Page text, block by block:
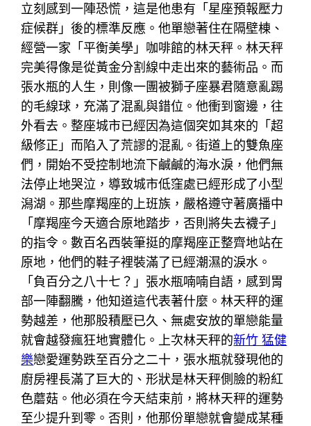
立刻感到一陣恐慌，這是他患有「星座預報壓力
症候群」後的標準反應。他單戀著住在隔壁棟、
經營一家「平衡美學」咖啡館的林天秤。林天秤
完美得像是從黃金分割線中走出來的藝術品。而
張水瓶的人生，則像一團被獅子座暴君隨意亂踢
的毛線球，充滿了混亂與錯位。他衝到窗邊，往
外看去。整座城市已經因為這個突如其來的「超
級修正」而陷入了荒謬的混亂。街道上的雙魚座
們，開始不受控制地流下鹹鹹的海水淚，他們無
法停止地哭泣，導致城市低窪處已經形成了小型
潟湖。那些摩羯座的上班族，嚴格遵守著廣播中
「摩羯座今天適合原地踏步，否則將失去襪子」
的指令。數百名西裝筆挺的摩羯座正整齊地站在
原地，他們的鞋子裡裝滿了已經潮濕的淚水。
「負百分之八十七？」張水瓶喃喃自語，感到胃
部一陣翻騰，他知道這代表著什麼。林天秤的運
勢越差，他那股積壓已久、無處安放的單戀能量
就會越發瘋狂地實體化。上次林天秤的新竹 猛健
樂戀愛運勢跌至百分之二十，張水瓶就發現他的
廚房裡長滿了巨大的、形狀是林天秤側臉的粉紅
色蘑菇。他必須在今天結束前，將林天秤的運勢
至少提升到零。否則，他那份單戀就會變成某種